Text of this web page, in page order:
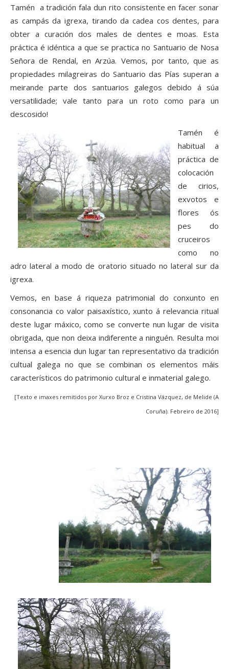
Tamén a tradición fala dun rito consistente en facer sonar
as campás da igrexa, tirando da cadea cos dentes, para
obter a curación dos males de dentes e moas. Esta
práctica é idéntica a que se practica no Santuario de Nosa
Señora de Rendal, en Arzúa. Vemos, por tanto, que as
propiedades milagreiras do Santuario das Pías superan a
meirande parte dos santuarios galegos debido á súa
versatilidade; vale tanto para un roto como para un
descosido!
Tamén é
habitual a
práctica de
colocación
de cirios,
exvotos e
flores ós
pes do
cruceiros
como no
adro lateral a modo de oratorio situado no lateral sur da
igrexa.
Vemos, en base á riqueza patrimonial do conxunto en
consonancia co valor paisaxístico, xunto á relevancia ritual
deste lugar máxico, como se converte nun lugar de visita
obrigada, que non deixa indiferente a ninguén. Resulta moi
intensa a esencia dun lugar tan representativo da tradición
cultual galega no que se combinan os elementos máis
característicos do patrimonio cultural e inmaterial galego.
[Texto e imaxes remitidos por Xurxo Broz e Cristina Vázquez, de Melide (A
Coruña). Febreiro de 2016]